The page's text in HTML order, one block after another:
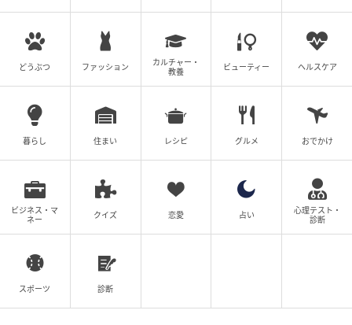
——————————
原案・監修 船木彩夏
漫画・イラスト 船井秋
どうぶつ ファッション
カルチャー・
教養
ビューティー ヘルスケア
暮らし 住まい レシピ グルメ おでかけ
ビジネス・マ
ネー
クイズ 恋愛 占い
心理テスト・
診断
スポーツ 診断